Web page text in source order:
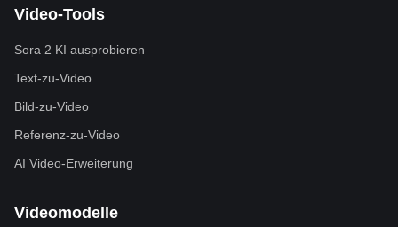
Video-Tools
Sora 2 KI ausprobieren
Text-zu-Video
Bild-zu-Video
Referenz-zu-Video
AI Video-Erweiterung
Videomodelle